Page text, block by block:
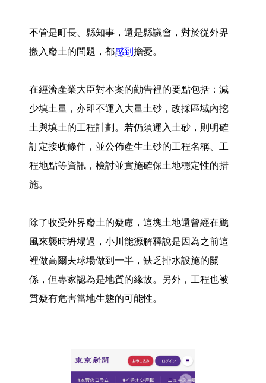
不管是町長、縣知事，還是縣議會，對於從外界
搬入廢土的問題，都感到 擔憂。
在經濟產業大臣對本案的勸告裡的要點包括：減
少填土量，亦即不運入大量土砂，改採區域內挖
土與填土的工程計劃。若仍須運入土砂，則明確
訂定接收條件，並公佈產生土砂的工程名稱、工
程地點等資訊，檢討並實施確保土地穩定性的措
施。
除了收受外界廢土的疑慮，這塊土地還曾經在颱
風來襲時坍塌過，小川能源解釋說是因為之前這
裡做高爾夫球場做到一半，缺乏排水設施的關
係，但專家認為是地質的緣故。另外，工程也被
質疑有危害當地生態的可能性。